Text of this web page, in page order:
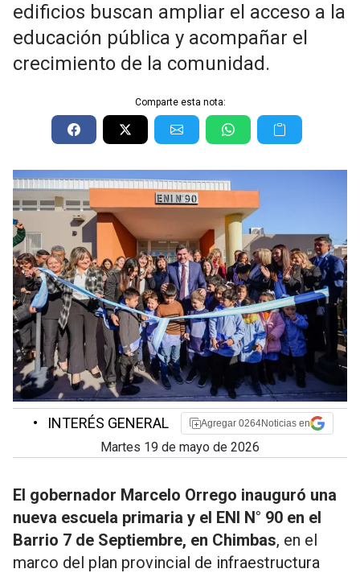
edificios buscan ampliar el acceso a la
educación pública y acompañar el
crecimiento de la comunidad.
Comparte esta nota:
• INTERÉS GENERAL Agregar 0264Noticias en
martes 19 de mayo de 2026
El gobernador Marcelo Orrego inauguró una
nueva escuela primaria y el ENI N° 90 en el
Barrio 7 de Septiembre, en Chimbas, en el
marco del plan provincial de infraestructura